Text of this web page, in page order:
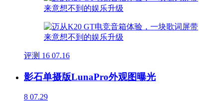
评测 16 07.16
影石单摄版LunaPro外观图曝光
8 07.29